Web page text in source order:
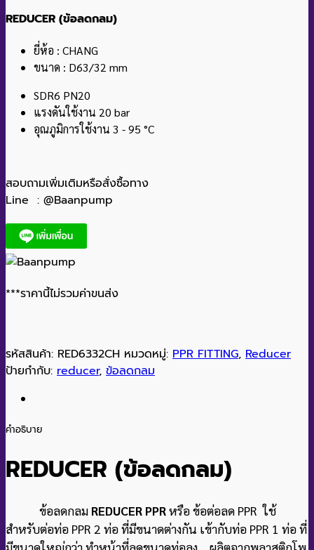
REDUCER (ข้อลดกลม)
ยี่ห้อ : CHANG
ขนาด : D63/32 mm
SDR6 PN20
แรงดันใช้งาน 20 bar
อุณภูมิการใช้งาน 3 - 95 °C
สอบถามเพิ่มเติมหรือสั่งซื้อทาง
Line : @Baanpump
***ราคานี้ไม่รวมค่าขนส่ง
รหัสสินค้า: RED6332CH หมวดหมู่: PPR FITTING, Reducer
ป้ายกำกับ: reducer, ข้อลดกลม
คำอธิบาย
REDUCER (ข้อลดกลม)
ข้อลดกลม REDUCER PPRหรือ ข้อต่อลด PPR ใช้
สำหรับต่อท่อ PPR 2 ท่อ ที่มีขนาดต่างกัน เข้ากับท่อ PPR 1 ท่อ ที่
มีขนาดใหญ่กว่า ทำหน้าที่ลดขนาดท่อลง ผลิตจากพลาสติกโพ